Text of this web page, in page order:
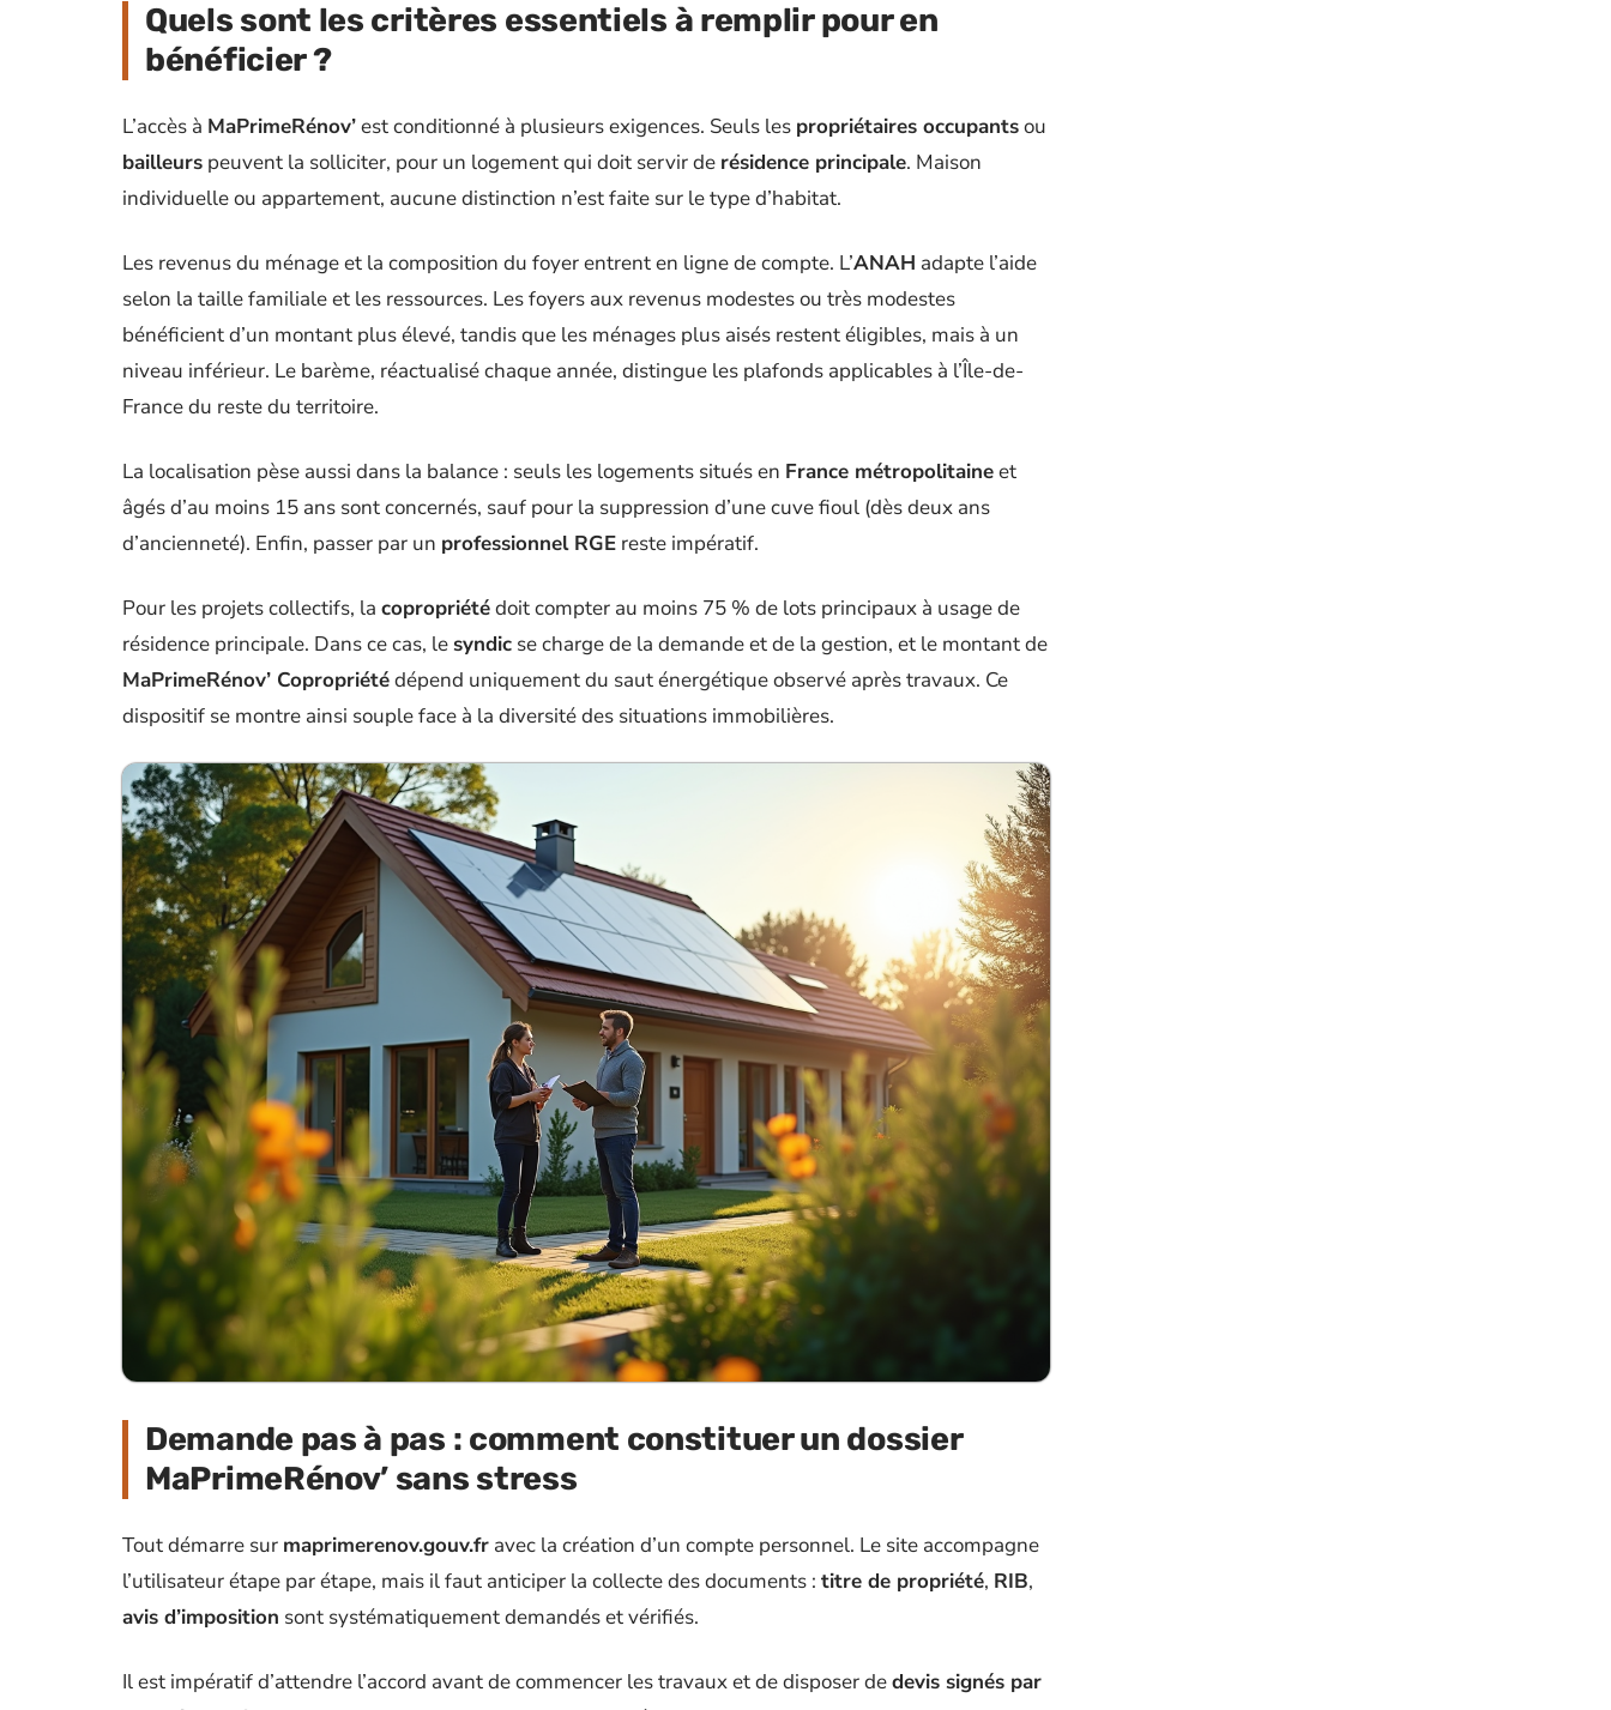
Quels sont les critères essentiels à remplir pour en
bénéficier ?
L’accès à MaPrimeRénov’est conditionné à plusieurs exigences. Seuls les propriétaires occupantsou
bailleurs peuvent la solliciter, pour un logement qui doit servir de résidence principale. Maison
individuelle ou appartement, aucune distinction n’est faite sur le type d’habitat.
Les revenus du ménage et la composition du foyer entrent en ligne de compte. L’ANAH adapte l’aide
selon la taille familiale et les ressources. Les foyers aux revenus modestes ou très modestes
bénéficient d’un montant plus élevé, tandis que les ménages plus aisés restent éligibles, mais à un
niveau inférieur. Le barème, réactualisé chaque année, distingue les plafonds applicables à l’Île-de-
France du reste du territoire.
La localisation pèse aussi dans la balance : seuls les logements situés en France métropolitaineet
âgés d’au moins 15 ans sont concernés, sauf pour la suppression d’une cuve fioul (dès deux ans
d’ancienneté). Enfin, passer par un professionnel RGE reste impératif.
Pour les projets collectifs, la copropriétédoit compter au moins 75 % de lots principaux à usage de
résidence principale. Dans ce cas, le syndic se charge de la demande et de la gestion, et le montant de
MaPrimeRénov’ Copropriétédépend uniquement du saut énergétique observé après travaux. Ce
dispositif se montre ainsi souple face à la diversité des situations immobilières.
Demande pas à pas : comment constituer un dossier
MaPrimeRénov’ sans stress
Tout démarre sur maprimerenov.gouv.fr avec la création d’un compte personnel. Le site accompagne
l’utilisateur étape par étape, mais il faut anticiper la collecte des documents : titre de propriété, RIB,
avis d’imposition sont systématiquement demandés et vérifiés.
Il est impératif d’attendre l’accord avant de commencer les travaux et de disposer dedevis signés par